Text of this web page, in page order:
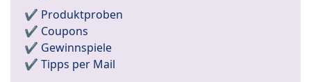
✔️ Produktproben
✔️ Coupons
✔️ Gewinnspiele
✔️ Tipps per Mail